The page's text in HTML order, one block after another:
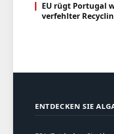
EU rügt Portugal
verfehlter
ENTDECKEN SIE